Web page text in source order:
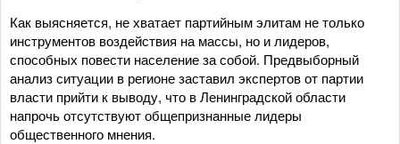
Как выясняется, не хватает партийным элитам не только
инструментов воздействия на массы, но и лидеров,
способных повести население за собой. Предвыборный
анализ ситуации в регионе заставил экспертов от партии
власти прийти к выводу, что в Ленинградской области
напрочь отсутствуют общепризнанные лидеры
общественного мнения.